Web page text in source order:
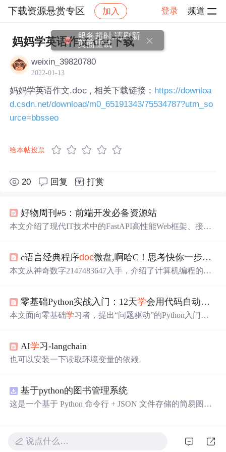
下载资源悬赏专区 加入 登录 频道
社区 下载资源悬赏专区 帖子详情
妈妈学英语作文.doc下载
weixin_39820780
2022-01-13
妈妈学英语作文.doc , 相关下载链接： https://downloa
d.csdn.net/download/m0_65191343/75534787?utm_so
urce=bbsseo
给本帖投票
20 回复 打赏
好物周刊#5：前端开发必备资源站
本文介绍了现代IT技术中的FastAPI高性能Web框架、接口
理应用Cubox等。同时涵盖了软件、网站、插件和资料等
内容，展示了丰富的技术生态。,
c语言经典程序doc微盘,啊哈C！思考快你一步——用编程轻松提升逻辑力（双色） 超萌C语言入门...
本文从神奇数字2147483647入手，介绍了计算机编程的魅
零基础Python实战入门：12天学会用代码自动处理Excel、网页和日常文件
本文面向零基础学习者，提出“问题驱动”的Python入门路
清洗、requests+BeautifulSoup网页解析、openpyxl/xlsxwriter
Excel操作、schedule定时任务及matplotlib可视化等核心技
AI学习-langchain
也可以安装一下读取环境变量的依赖。
基于python的图书管理系统
这是一个基于 Python 命令行 + JSON 文件存储的简易图书
添加、删除、修改、搜索（按书名/作者/ISBN），每本书
记录馆藏总数和当前可借数量。
学生信息
说点什么…
服务超时,请刷新
页面重试